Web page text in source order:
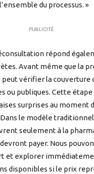
du processus. »
PUBLICITÉ
répond
Avant même que la
peut vérifier la couverture
ou publiques. Cette
surprises au moment
le modèle
seulement à la
payer. Nous
et explorer
disponibles si le prix